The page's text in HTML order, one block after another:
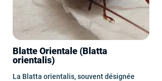
Blatte Orientale (Blatta
orientalis)
La Blatta orientalis, souvent désignée